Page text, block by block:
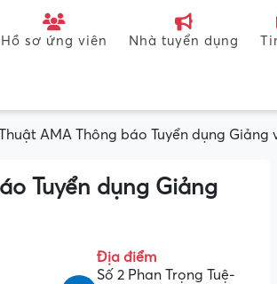
Hồ sơ ứng viên Nhà tuyển dụng
AMA Thông báo Tuyển dụng Giảng
Tuyển dụng Giảng
Địa điểm
Số 2 Phan Trọng Tuệ-